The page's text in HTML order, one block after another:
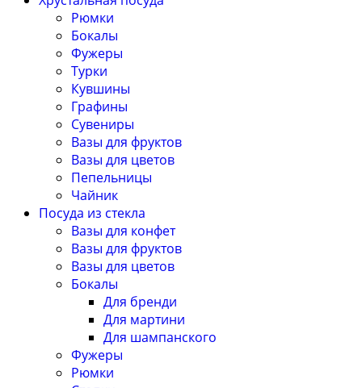
Рюмки
Бокалы
Фужеры
Турки
Кувшины
Графины
Сувениры
Вазы для фруктов
Вазы для цветов
Пепельницы
Чайник
Посуда из стекла
Вазы для конфет
Вазы для фруктов
Вазы для цветов
Бокалы
Для бренди
Для мартини
Для шампанского
Фужеры
Рюмки